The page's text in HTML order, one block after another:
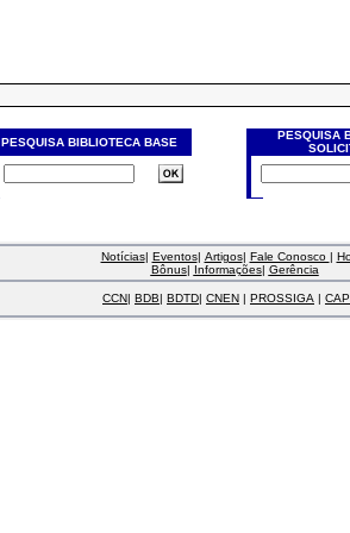
PESQUISA BIBLIOTECA BASE
PESQUISA
Notícias| Eventos| Artigos| Fale Conosco |
Bônus| Informações| Gerência
CCN| BDB| BDTD| CNEN | PROSSIGA |